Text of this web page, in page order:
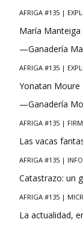
AFRIGA #135 |
María Manteiga
—Ganadería
AFRIGA #135 |
Yonatan Moure
—Ganadería
AFRIGA #135 |
Las vacas
AFRIGA #135 |
Catastrazo: un
AFRIGA #135 |
La actualidad,